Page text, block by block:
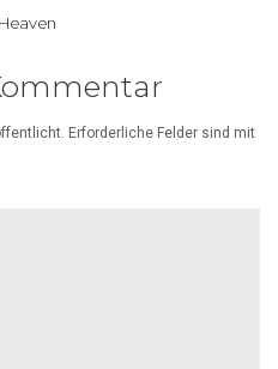
Erforderliche Felder sind mit